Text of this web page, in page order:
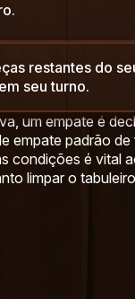
restantes do
seu turno.
um empate é
empate padrão
condições é vital
limpar o